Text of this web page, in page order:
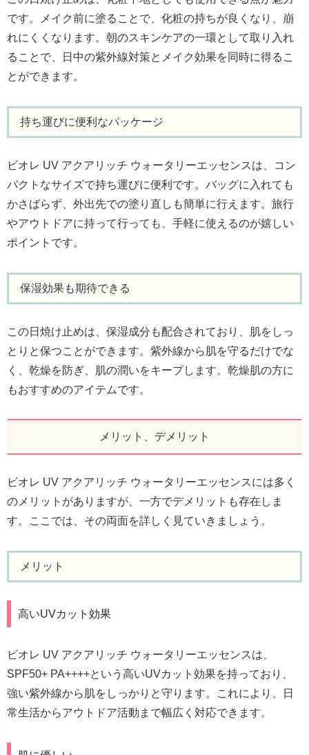
です。メイク前に塗ることで、化粧の持ちが良くなり、崩
れにくくなります。朝のスキンケアの一環として取り入れ
ることで、日中の紫外線対策とメイク効果を同時に得るこ
とができます。
持ち運びに便利なパッケージ
ビオレ UV アクアリッチ ウォータリーエッセンスは、コン
パクトなサイズで持ち運びに便利です。バッグに入れても
かさばらず、外出先での塗り直しも簡単に行えます。旅行
やアウトドアに持って行っても、手軽に使えるのが嬉しい
ポイントです。
保湿効果も期待できる
この日焼け止めは、保湿成分も配合されており、肌をしっ
とりと保つことができます。紫外線から肌を守るだけでな
く、乾燥を防ぎ、肌の潤いをキープします。乾燥肌の方に
もおすすめのアイテムです。
メリット、デメリット
ビオレ UV アクアリッチ ウォータリーエッセンスには多く
のメリットがありますが、一方でデメリットも存在しま
す。ここでは、その両面を詳しく見ていきましょう。
メリット
高いUVカット効果
ビオレ UV アクアリッチ ウォータリーエッセンスは、
SPF50+ PA++++という高いUVカット効果を持っており、
強い紫外線から肌をしっかりと守ります。これにより、日
常生活からアウトドア活動まで幅広く対応できます。